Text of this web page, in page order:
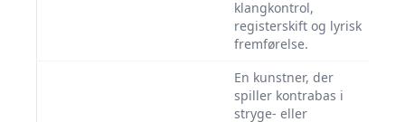
klangkontrol,
registerskift og lyrisk
fremførelse.
En kunstner, der
spiller kontrabas i
stryge- eller